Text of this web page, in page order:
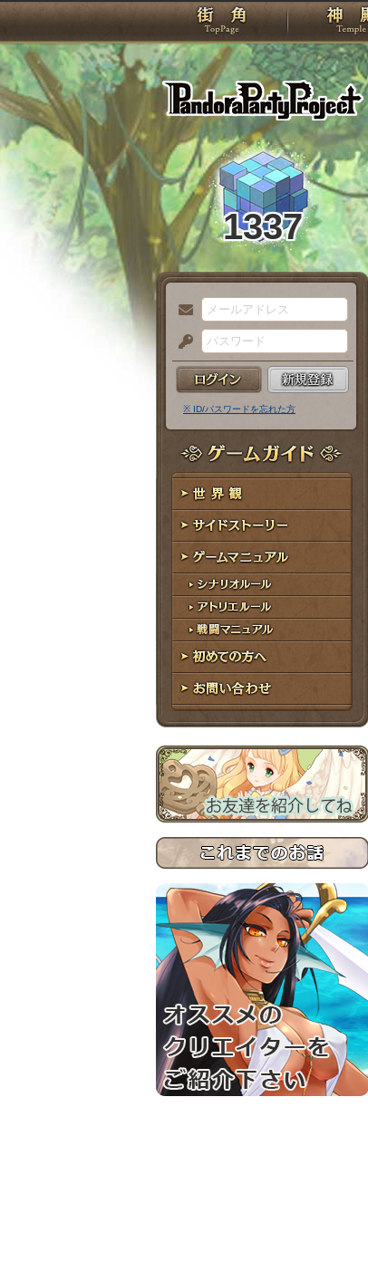
TOP
1337
メ
ー
ル
ア
ド
レ
ス
パ
ス
ー
ド
※ ID/パスワードを忘れた方
ゲームガイド
世界観
サイドストーリー
ゲームマニュアル
シナリオルール
アトリエルール
戦闘マニュアル
初めての方へ
お問い合わせ